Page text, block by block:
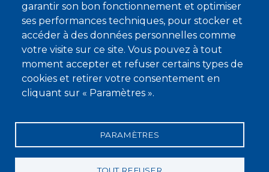
garantir son bon fonctionnement et optimiser
ses performances techniques, pour stocker et
accéder à des données personnelles comme
votre visite sur ce site. Vous pouvez à tout
moment accepter et refuser certains types de
cookies et retirer votre consentement en
cliquant sur « Paramètres ».
PARAMÈTRES
TOUT REFUSER
À propos
Qui sommes-nous ?
Devenir membre
Mentions légales
Conditions générales de vente